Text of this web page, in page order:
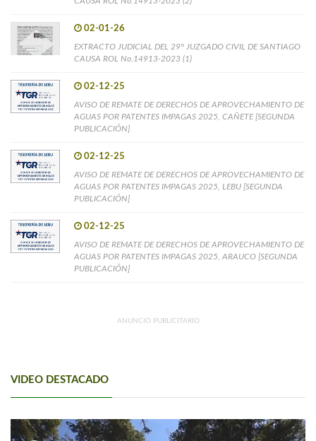
02-01-26
EXTRACTO JUDICIAL DEL 29° JUZGADO CIVIL DE SANTIAGO
CAUSA ROL No.14913-2023 (1)
02-12-25
AVISO DE REMATE DE DERECHOS DE APROVECHAMIENTO DE
AGUAS POR PATENTES IMPAGAS 2025, CAÑETE [SEGUNDA
PUBLICACIÓN]
02-12-25
AVISO DE REMATE DE DERECHOS DE APROVECHAMIENTO DE
AGUAS POR PATENTES IMPAGAS 2025, LEBU [SEGUNDA
PUBLICACIÓN]
02-12-25
AVISO DE REMATE DE DERECHOS DE APROVECHAMIENTO DE
AGUAS POR PATENTES IMPAGAS 2025, ARAUCO [SEGUNDA
PUBLICACIÓN]
ANUNCIO PUBLICITARIO
VIDEO DESTACADO